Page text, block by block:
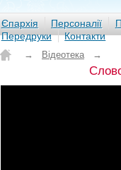
Єпархія Персоналії
Передруки
Контакти
→ Відеотека →